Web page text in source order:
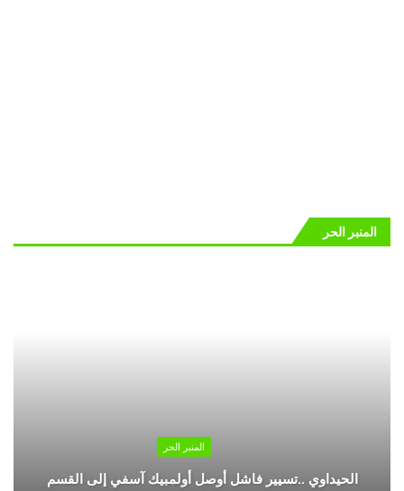
المنبر الحر
المنبر الحر
الحيداوي ..تسيير فاشل أوصل أولمبيك آسفي إلى القسم